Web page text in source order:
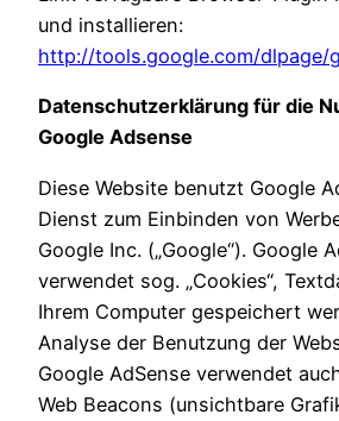
und installieren:
http://tools.google.com/dlpage/
Datenschutzerklärung für die
Google Adsense
Diese Website benutzt Google
Dienst zum Einbinden von
Google Inc. („Google“). Google
verwendet sog. „Cookies“,
Ihrem Computer gespeichert
Analyse der Benutzung der
Google AdSense verwendet
Web Beacons (unsichtbare